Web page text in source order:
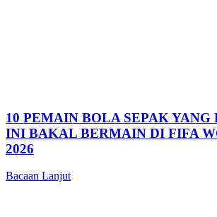
10 PEMAIN BOLA SEPAK
INI BAKAL BERMAIN DI FIFA
2026
Bacaan Lanjut